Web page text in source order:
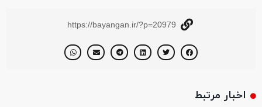
https://bayangan.ir/?p=20979
اخبار مرتبط